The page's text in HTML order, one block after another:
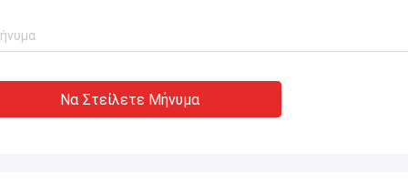
Να Στείλετε Μήνυμα